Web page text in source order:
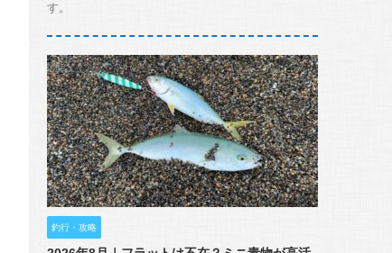
す。
釣行・攻略